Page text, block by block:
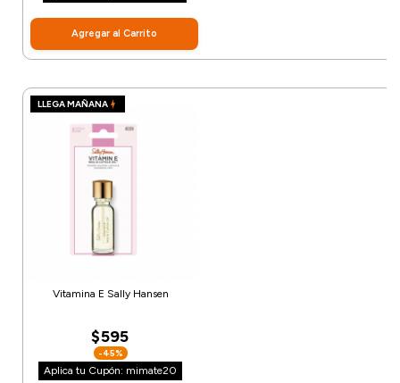
Agregar al Carrito
LLEGA MAÑANA
Vitamina E Sally Hansen
$595
-45%
Aplica tu Cupón: mimate20